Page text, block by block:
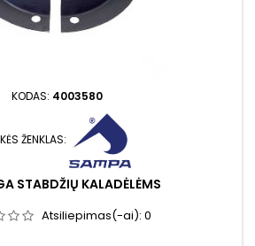
KODAS: 4003580
ŽENKLAS:
STABDŽIŲ KALADĖLĖMS
Atsiliepimas(-ai): 0